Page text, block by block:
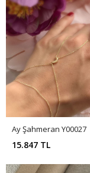
Ay Şahmeran Y00027
15.847 TL